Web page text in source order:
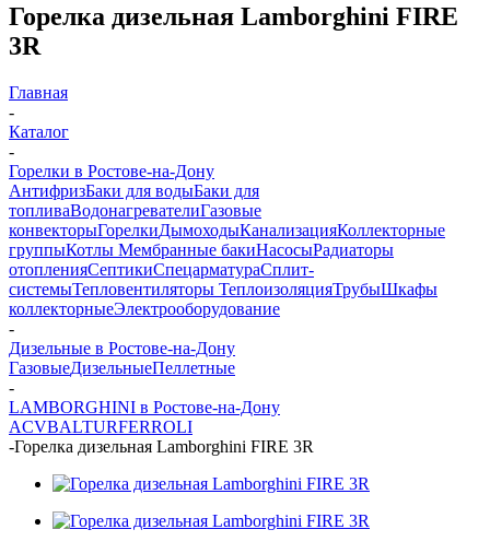
Горелка дизельная Lamborghini FIRE
3R
Главная
-
Каталог
-
Горелки в Ростове-на-Дону
АнтифризБаки для водыБаки для
топливаВодонагревателиГазовые
конвекторыГорелкиДымоходыКанализацияКоллекторные
группыКотлы Мембранные бакиНасосыРадиаторы
отопленияСептикиСпецарматураСплит-
системыТепловентиляторы ТеплоизоляцияТрубыШкафы
коллекторныеЭлектрооборудование
-
Дизельные в Ростове-на-Дону
ГазовыеДизельныеПеллетные
-
LAMBORGHINI в Ростове-на-Дону
ACVBALTURFERROLI
-Горелка дизельная Lamborghini FIRE 3R